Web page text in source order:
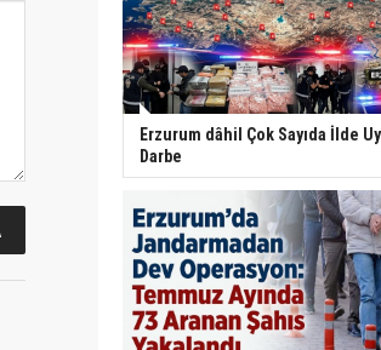
Erzurum dâhil Çok Sayıda İlde
Darbe